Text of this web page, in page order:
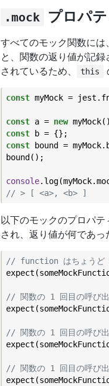
.mock プロパテ
すべてのモック関数には
と、関数の返り値が記録
されているため、
this
const myMock =
const a = new
const
const bound =
bound();
console
// > [ <a>, <b> ]
以下のモックのプロパ
され、返り値が何であっ
// function はちょうど
// 関数の 1 回目の呼び
// 関数の 1 回目の呼び
// 関数の 1 回目の呼び